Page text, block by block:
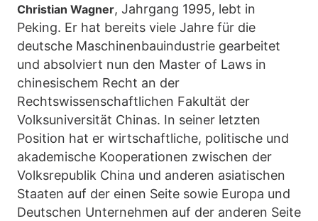
Christian Wagner, Jahrgang 1995, lebt in
Peking. Er hat bereits viele Jahre für die
deutsche Maschinenbauindustrie gearbeitet
und absolviert nun den Master of Laws in
chinesischem Recht an der
Rechtswissenschaftlichen Fakultät der
Volksuniversität Chinas. In seiner letzten
Position hat er wirtschaftliche, politische und
akademische Kooperationen zwischen der
Volksrepublik China und anderen asiatischen
Staaten auf der einen Seite sowie Europa und
Deutschen Unternehmen auf der anderen Seite